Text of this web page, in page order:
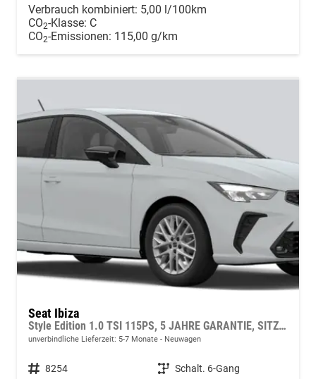
Verbrauch kombiniert: 5,00 l/100km
CO2-Klasse: C
CO2-Emissionen: 115,00 g/km
Seat Ibiza
Style Edition 1.0 TSI 115PS, 5 JAHRE GARANTIE, SITZHEIZUNG, KLIMAANLAGE, 16" ALUFELGEN, ACC/Tempomat, Multifunktions-Lederlenkrad, Parksensoren hinten, Radio 8,25"/Bluetooth + FULL LINK, LED-Scheinwerfer, LED-Rückleuchten, Zentralverriegelung mit Fernbedienung
unverbindliche Lieferzeit: 5-7 Monate Neuwagen
Fahrzeugnr. 8254 Getriebe Schalt. 6-Gang